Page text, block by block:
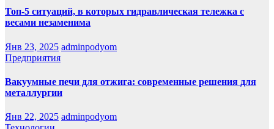
Топ-5 ситуаций, в которых гидравлическая тележка с
весами незаменима
Янв 23, 2025 adminpodyom
Предприятия
Вакуумные печи для отжига: современные решения для
металлургии
Янв 22, 2025 adminpodyom